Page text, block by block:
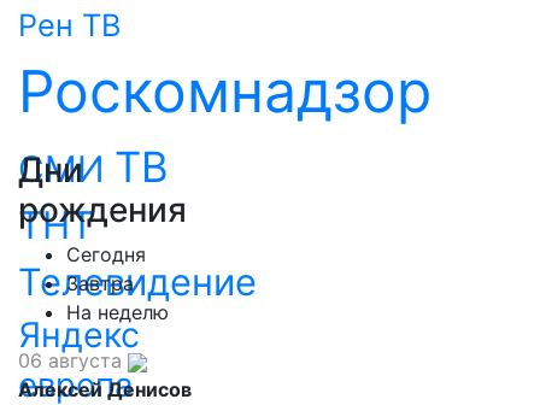
Рен ТВ
Роскомнадзор
СМИ ТВ
ТНТ
Телевидение
Яндекс
европа
Дни
рождения
Сегодня
Завтра
На неделю
06 августа
Алексей Денисов